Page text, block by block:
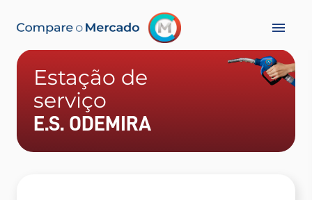
Estação de
serviço
E.S. ODEMIRA